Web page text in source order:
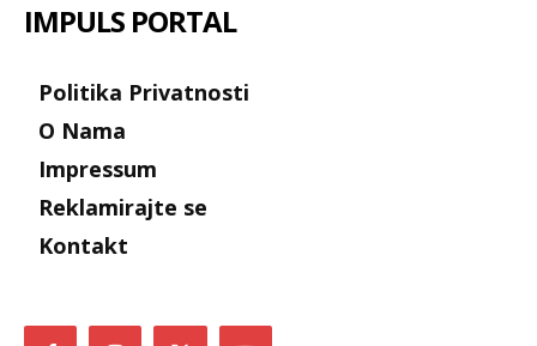
IMPULS PORTAL
Politika Privatnosti
O Nama
Impressum
Reklamirajte se
Kontakt